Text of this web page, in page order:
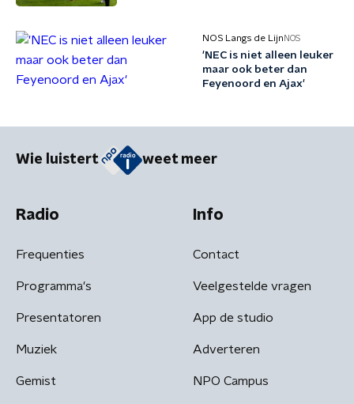
NOS Langs de Lijn NOS
'NEC is niet alleen leuker
maar ook beter dan
Feyenoord en Ajax'
Wie luistert weet meer
Radio
Frequenties
Programma's
Presentatoren
Muziek
Gemist
Info
Contact
Veelgestelde vragen
App de studio
Adverteren
NPO Campus